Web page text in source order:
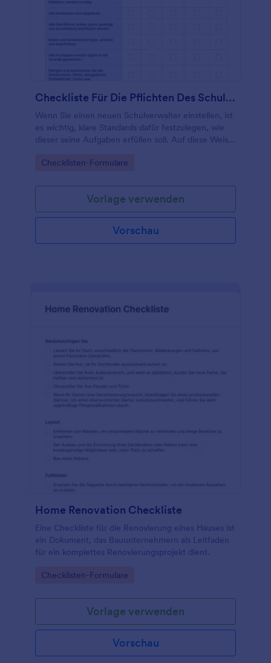
Checkliste Für Die Pflichten Des Schulhausmeisters
Wenn Sie einen neuen Schulverwalter einstellen, ist
es wichtig, klare Standards dafür festzulegen, wie
dieser seine Aufgaben erfüllen soll. Auf diese Weise
damit Ihre Schule sauber, sicher und reibungslos
Go to Category:
Checklisten-Formulare
Vorlage verwenden
Vorschau
Home Renovation Checkliste
Eine Checkliste für die Renovierung eines Hauses ist
ein Dokument, das Bauunternehmern als Leitfaden
für ein komplettes Renovierungsprojekt dient.
Go to Category:
Checklisten-Formulare
Vorlage verwenden
Vorschau